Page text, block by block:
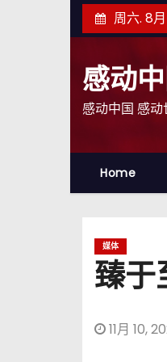
至
周六. 8
感动
感动中国 感动
Home
媒体
臻于
11月 10,